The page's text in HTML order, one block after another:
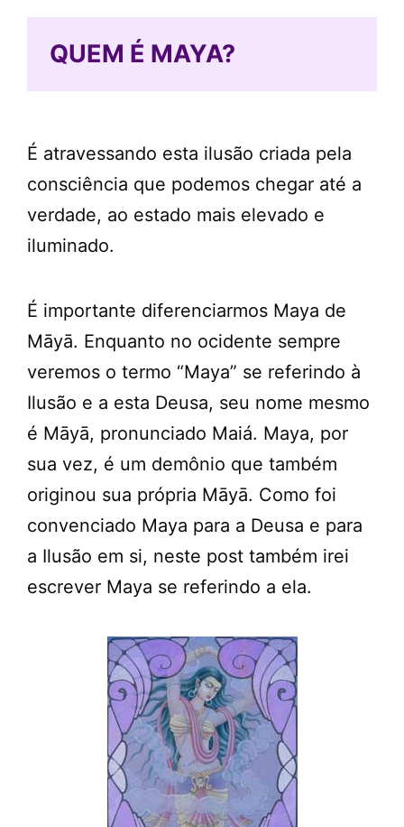
QUEM É MAYA?
É atravessando esta ilusão criada pela
consciência que podemos chegar até a
verdade, ao estado mais elevado e
iluminado.
É importante diferenciarmos Maya de
Māyā. Enquanto no ocidente sempre
veremos o termo “Maya” se referindo à
Ilusão e a esta Deusa, seu nome mesmo
é Māyā, pronunciado Maiá. Maya, por
sua vez, é um demônio que também
originou sua própria Māyā. Como foi
convenciado Maya para a Deusa e para
a Ilusão em si, neste post também irei
escrever Maya se referindo a ela.